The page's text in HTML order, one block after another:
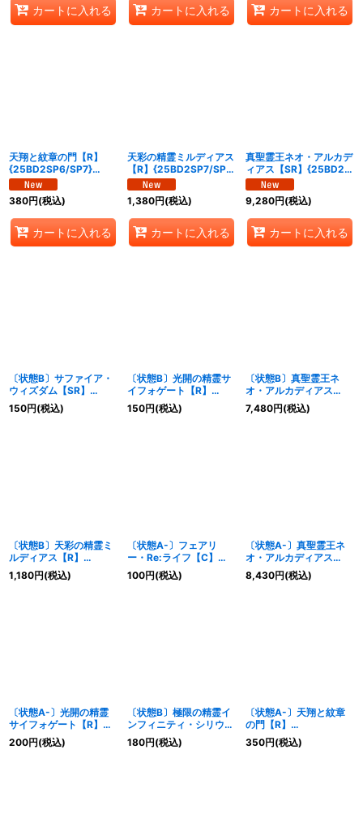
カートに入れる カートに入れる カートに入れる
天翔と紋章の門【R】
{25BD2SP6/SP7}
《多》
380円(税込)
カートに入れる
天彩の精霊ミルディアス
【R】{25BD2SP7/SP7}
《多》
1,380円(税込)
カートに入れる
真聖霊王ネオ・アルカデ
ィアス【SR】{25BD2秘
1/秘1}《光》
9,280円(税込)
カートに入れる
〔状態B〕サファイア・
ウィズダム【SR】
{25BD26/16}《多》
150円(税込)
〔状態B〕光開の精霊サ
イフォゲート【R】
{25BD29/16}《光》
150円(税込)
〔状態B〕真聖霊王ネ
オ・アルカディアス
【SR】{25BD2秘1/秘1}
《光》
7,480円(税込)
〔状態B〕天彩の精霊ミ
ルディアス【R】
{25BD2SP7/SP7}
《多》
1,180円(税込)
〔状態A-〕フェアリ
ー・Re:ライフ【C】
{25BD216/16}《自然》
100円(税込)
〔状態A-〕真聖霊王ネ
オ・アルカディアス
【SR】{25BD2秘1/秘1}
《光》
8,430円(税込)
〔状態A-〕光開の精霊
サイフォゲート【R】
{25BD29/16}《光》
200円(税込)
〔状態B〕極限の精霊イ
ンフィニティ・シリウス
【SR】
{25BD2SP3/SP7}
180円(税込)
〔状態A-〕天翔と紋章
の門【R】
{25BD2SP6/SP7}
《多》
350円(税込)